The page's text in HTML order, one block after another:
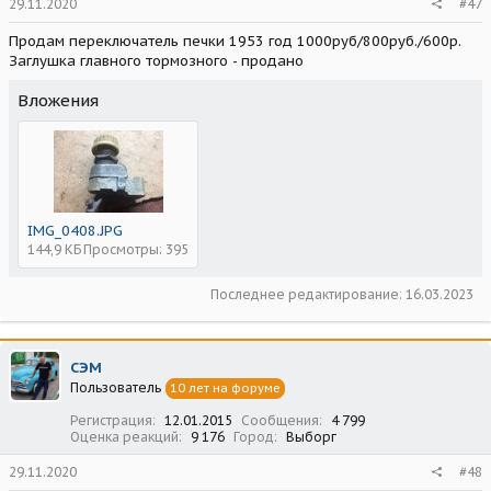
29.11.2020 #47
Продам переключатель печки 1953 год 1000руб/800руб./600р.
Заглушка главного тормозного - продано
Вложения
IMG_0408.JPG
144,9 КБ Просмотры: 395
Последнее редактирование: 16.03.2023
СЭМ
Пользователь 10 лет на форуме
Регистрация 12.01.2015 Сообщения
4 799
Оценка реакций
9 176 Город Выборг
29.11.2020 #48